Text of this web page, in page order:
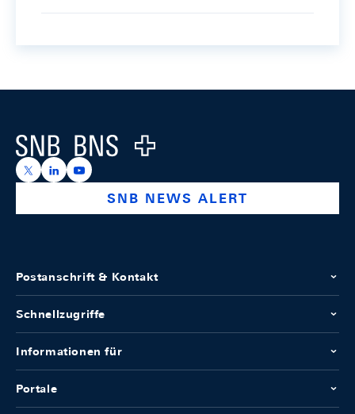
Logo
https://x.com/snb_bns
https://ch.linkedin.com/company/swiss-national-
https://www.youtube.com/@swissnationalbank
SNB NEWS ALERT
Postanschrift & Kontakt
Schnellzugriffe
Informationen für
Portale